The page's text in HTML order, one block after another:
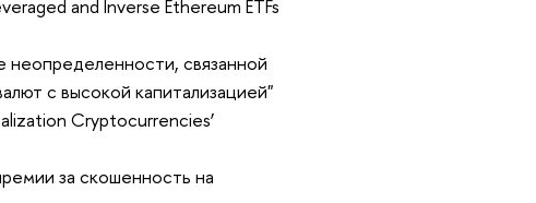
and Inverse Ethereum ETFs
неопределенности, связанной
с высокой капитализацией"
Cryptocurrencies’
за скошенность на